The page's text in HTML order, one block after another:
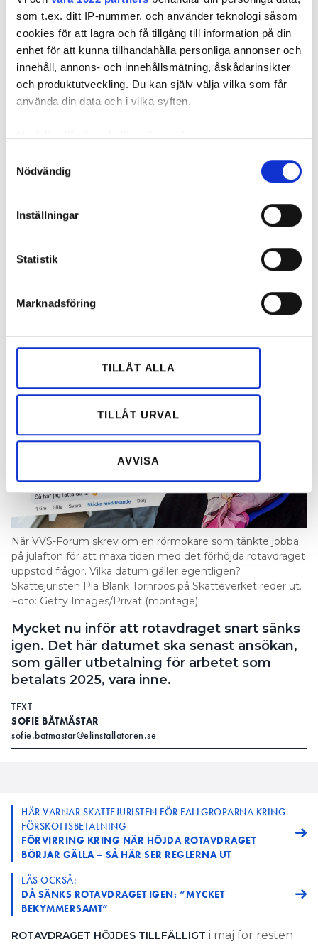
som t.ex. ditt IP-nummer, och använder teknologi såsom
cookies för att lagra och få tillgång till information på din
enhet för att kunna tillhandahålla personliga annonser och
innehåll, annons- och innehållsmätning, åskådarinsikter
och produktutveckling. Du kan själv välja vilka som får
använda din data och i vilka syften.
Med din tillåtelse skulle vi även vilja:
som kan ha en noggrannhet på upp till flera meter
Ta reda på mer om hur dina personliga uppgifter
Du kan ändra eller dra tillbaka ditt samtycke när som
Vi använder enhetsidentifierare för att anpassa innehållet
för sociala medier och analysera vår trafik. Vi
vidarebefordrar även sådana identifierare och annan
annons- och analysföretag som vi samarbetar med.
Dessa kan i sin tur kombinera informationen med annan
samlat in när du har använt deras tjänster.
Nödvändig
Inställningar
Statistik
Marknadsföring
TILLÅT ALLA
TILLÅT URVAL
AVVISA
Rotavdraget
sänks – när ska
Skatteverket?
Montören repade
firmabilen – fick
“Min
Rotavdraget sänks – när ska
Skatteverket?
När VVS-Forum skrev om en rörmokare som tänkte jobba
på julafton för att maxa tiden med det förhöjda rotavdraget
uppstod frågor. Vilka datum gäller egentligen?
Skattejuristen Pia Blank Törnroos på Skatteverket reder ut.
Foto: Getty Images/Privat (montage)
Mycket nu inför att rotavdraget snart sänks
igen. Det här datumet ska senast ansökan,
som gäller utbetalning för arbetet som
betalats 2025, vara inne.
TEXT
SOFIE BÅTMÄSTAR
sofie.batmastar@elinstallatoren.se
HÄR VARNAR SKATTEJURISTEN FÖR FALLGROPARNA KRING
FÖRSKOTTSBETALNING
FÖRVIRRING KRING NÄR HÖJDA ROTAVDRAGET
BÖRJAR GÄLLA – SÅ HÄR SER REGLERNA UT
LÄS OCKSÅ:
DÅ SÄNKS ROTAVDRAGET IGEN: ”MYCKET
BEKYMMERSAMT”
ROTAVDRAGET HÖJDES TILLFÄLLIGT i maj för resten